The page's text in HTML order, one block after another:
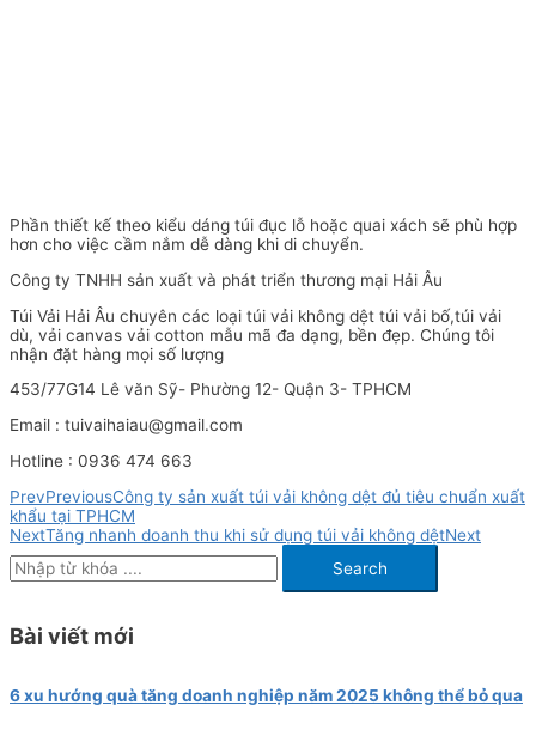
Phần thiết kế theo kiểu dáng túi đục lỗ hoặc quai xách sẽ phù hợp
hơn cho việc cầm nắm dễ dàng khi di chuyển.
Công ty TNHH sản xuất và phát triển thương mại Hải Âu
Túi Vải Hải Âu chuyên các loại túi vải không dệt túi vải bố,túi vải
dù, vải canvas vải cotton mẫu mã đa dạng, bền đẹp. Chúng tôi
nhận đặt hàng mọi số lượng
453/77G14 Lê văn Sỹ- Phường 12- Quận 3- TPHCM
Email : tuivaihaiau@gmail.com
Hotline : 0936 474 663
PrevPreviousCông ty sản xuất túi vải không dệt đủ tiêu chuẩn xuất
khẩu tại TPHCM
NextTăng nhanh doanh thu khi sử dụng túi vải không dệtNext
Search
Bài viết mới
6 xu hướng quà tăng doanh nghiệp năm 2025 không thể bỏ qua